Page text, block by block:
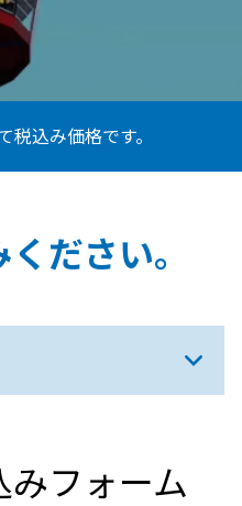
税込み価格です。
ださい。
フォーム